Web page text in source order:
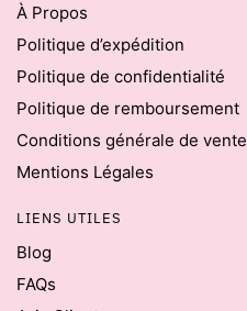
À Propos
Politique d’expédition
Politique de confidentialité
Politique de remboursement
Conditions générale de vente
Mentions Légales
LIENS UTILES
Blog
FAQs